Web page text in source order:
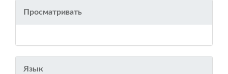
Просматривать
Язык